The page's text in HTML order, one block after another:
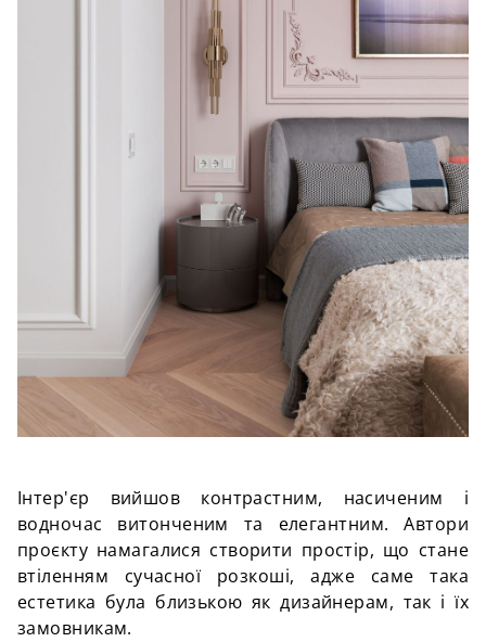
Інтер'єр вийшов контрастним, насиченим і
водночас витонченим та елегантним. Автори
проєкту намагалися створити простір, що стане
втіленням сучасної розкоші, адже саме така
естетика була близькою як дизайнерам, так і їх
замовникам.